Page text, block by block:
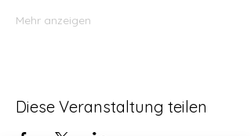
Mehr anzeigen
Diese Veranstaltung teilen